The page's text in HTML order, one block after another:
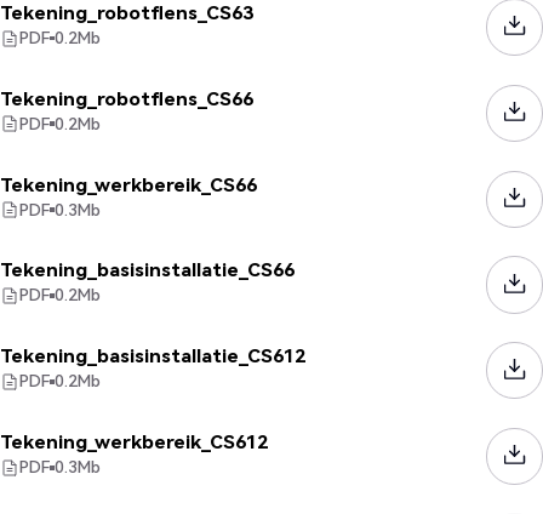
Tekening_robotflens_CS63
PDF 0.2Mb
Tekening_robotflens_CS66
PDF 0.2Mb
Tekening_werkbereik_CS66
PDF 0.3Mb
Tekening_basisinstallatie_CS66
PDF 0.2Mb
Tekening_basisinstallatie_CS612
PDF 0.2Mb
Tekening_werkbereik_CS612
PDF 0.3Mb